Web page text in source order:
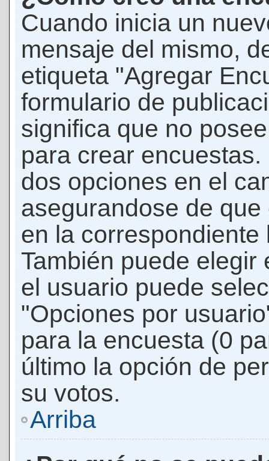
Cuando inicia un
mensaje del mismo,
etiqueta "Agregar
formulario de
significa que no
para crear
dos opciones en el
asegurandose de
en la
También puede
el usuario puede
"Opciones por
para la encuesta (0
último la opción de
su votos.
Arriba